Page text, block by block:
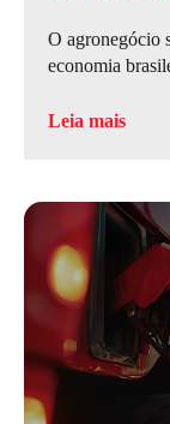
O agronegócio
economia
Leia mais